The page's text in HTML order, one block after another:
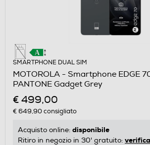
SMARTPHONE DUAL SIM
MOTOROLA - Smartphone EDGE
PANTONE Gadget Grey
€ 499,00
€ 649,90consigliato
Acquisto online: disponibile
Ritiro in negozio in 30' gratuito: verifica